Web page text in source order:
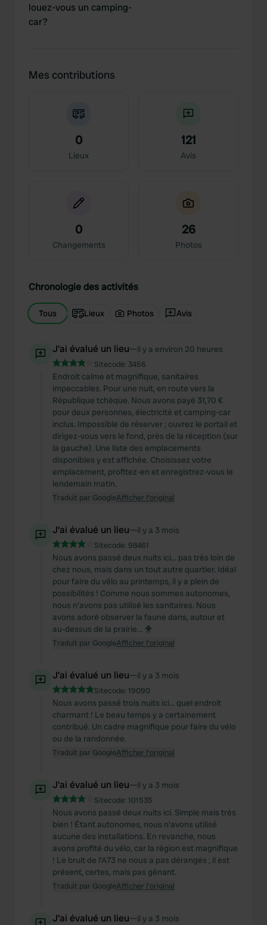
louez-vous un camping-
car?
Mes contributions
0
Lieux
121
Avis
0
Changements
26
Photos
Chronologie des activités
Tous Lieux Photos Avis
J'ai évalué un lieu—il y a environ 20 heures
Sitecode: 3456
Endroit calme et magnifique, sanitaires
impeccables. Pour une nuit, en route vers la
République tchèque. Nous avons payé 31,70 €
pour deux personnes, électricité et camping-car
inclus. Impossible de réserver ; ouvrez le portail et
dirigez-vous vers le fond, près de la réception (sur
la gauche). Une liste des emplacements
disponibles y est affichée. Choisissez votre
emplacement, profitez-en et enregistrez-vous le
lendemain matin.
Traduit par GoogleAfficher l'original
J'ai évalué un lieu—il y a 3 mois
Sitecode: 98461
Nous avons passé deux nuits ici… pas très loin de
chez nous, mais dans un tout autre quartier. Idéal
pour faire du vélo au printemps, il y a plein de
possibilités ! Comme nous sommes autonomes,
nous n’avons pas utilisé les sanitaires. Nous
avons adoré observer la faune dans, autour et
au-dessus de la prairie… 🐥
Traduit par GoogleAfficher l'original
J'ai évalué un lieu—il y a 3 mois
Sitecode: 19090
Nous avons passé trois nuits ici… quel endroit
charmant ! Le beau temps y a certainement
contribué. Un cadre magnifique pour faire du vélo
ou de la randonnée.
Traduit par GoogleAfficher l'original
J'ai évalué un lieu—il y a 3 mois
Sitecode: 101535
Nous avons passé deux nuits ici. Simple mais très
bien ! Étant autonomes, nous n'avons utilisé
aucune des installations. En revanche, nous
avons profité du vélo, car la région est magnifique
! Le bruit de l'A73 ne nous a pas dérangés ; il est
présent, certes, mais pas gênant.
Traduit par GoogleAfficher l'original
J'ai évalué un lieu—il y a 3 mois